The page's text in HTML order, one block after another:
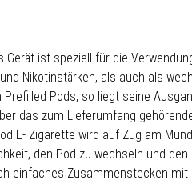
ist speziell für die
Nikotinstärken, als auch als
Pods, so liegt seine
das zum Lieferumfang
E- Zigarette wird auf Zug am
den Pod zu wechseln und
einfaches Zusammenstecken